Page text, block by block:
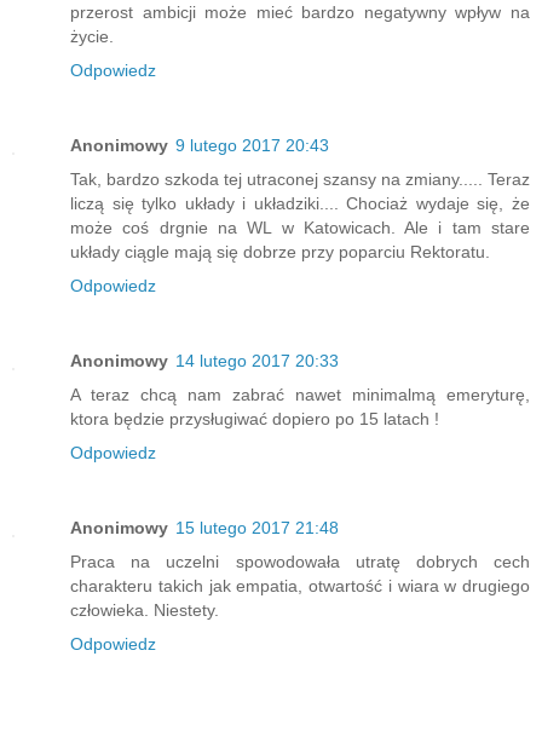
przerost ambicji może mieć bardzo negatywny wpływ na
życie.
Odpowiedz
Anonimowy 9 lutego 2017 20:43
Tak, bardzo szkoda tej utraconej szansy na zmiany..... Teraz
liczą się tylko układy i układziki.... Chociaż wydaje się, że
może coś drgnie na WL w Katowicach. Ale i tam stare
układy ciągle mają się dobrze przy poparciu Rektoratu.
Odpowiedz
Anonimowy 14 lutego 2017 20:33
A teraz chcą nam zabrać nawet minimalmą emeryturę,
ktora będzie przysługiwać dopiero po 15 latach !
Odpowiedz
Anonimowy 15 lutego 2017 21:48
Praca na uczelni spowodowała utratę dobrych cech
charakteru takich jak empatia, otwartość i wiara w drugiego
człowieka. Niestety.
Odpowiedz